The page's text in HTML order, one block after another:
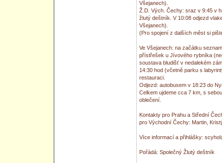
Všejanech).
Ž.D. Vých. Čechy: sraz v 9:45 v
žlutý deštník. V 10:08 odjezd
Všejanech).
(Pro spojení z dalších měst si
Ve Všejanech: na začátku
přístřešek u Jívového rybníka
soustava bludišť v nedalekém
14:30 hod (včetně parku s
restauraci.
Odjezd: autobusem v 18:23 do
Celkem ujdeme cca 7 km, s
oblečení.
Kontakty pro Prahu a Střední
pro Východní Čechy: Martin,
Více informací a přihlášky:
Pořádá: Společný Žlutý deštník